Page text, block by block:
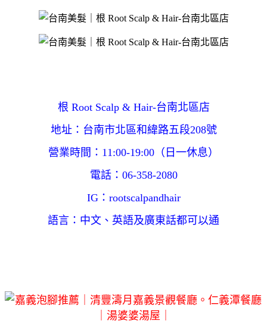
根 Root Scalp & Hair-台南北區店
地址：台南市北區和緯路五段208號
營業時間：11:00-19:00（日一休息）
電話：06-358-2080
IG：rootscalpandhair
語言：中文、英語及廣東話都可以通